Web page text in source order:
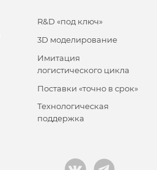
R&D «под ключ»
3D моделирование
Имитация
логистического цикла
Поставки «точно в срок»
Технологическая
поддержка